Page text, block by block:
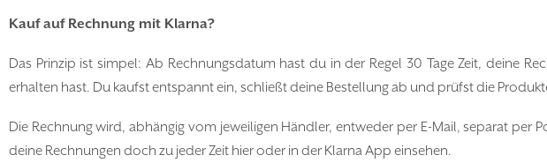
Kauf auf Rechnung mit Klarna?
Das Prinzip ist simpel: Ab Rechnungsdatum hast du in der Regel 30 Tage Zeit, deine
erhalten hast. Du kaufst entspannt ein, schließt deine Bestellung ab und prüfst die
Die Rechnung wird, abhängig vom jeweiligen Händler, entweder per E-Mail, separat per
deine Rechnungen doch zu jeder Zeit hier oder in der Klarna App einsehen.